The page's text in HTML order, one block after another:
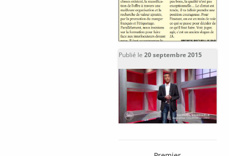
Publié le 20 septembre 2015